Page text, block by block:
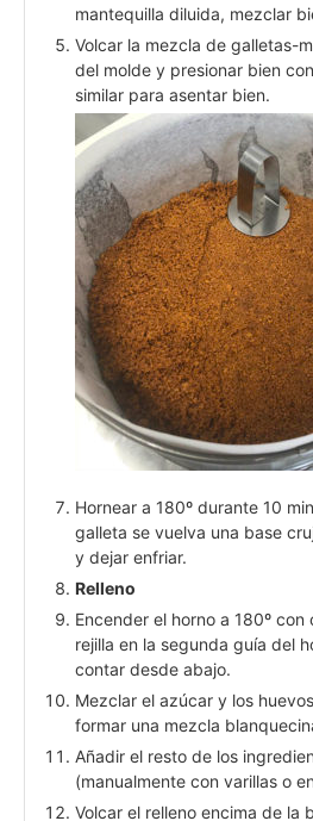
mantequilla diluida, mezclar
Volcar la mezcla de galletas-
del molde y presionar bien
similar para asentar bien.
Hornear a 180º durante 10
galleta se vuelva una base
y dejar enfriar.
Relleno
Encender el horno a 180º
rejilla en la segunda guía del
contar desde abajo.
Mezclar el azúcar y los
formar una mezcla
Añadir el resto de los
(manualmente con varillas o
Volcar el relleno encima de la